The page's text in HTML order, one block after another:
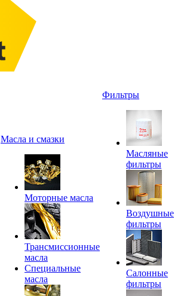
Масла и смазки
Моторные масла
Трансмиссионные
масла
Специальные
масла
Фильтры
Масляные
фильтры
Воздушные
фильтры
Салонные
фильтры